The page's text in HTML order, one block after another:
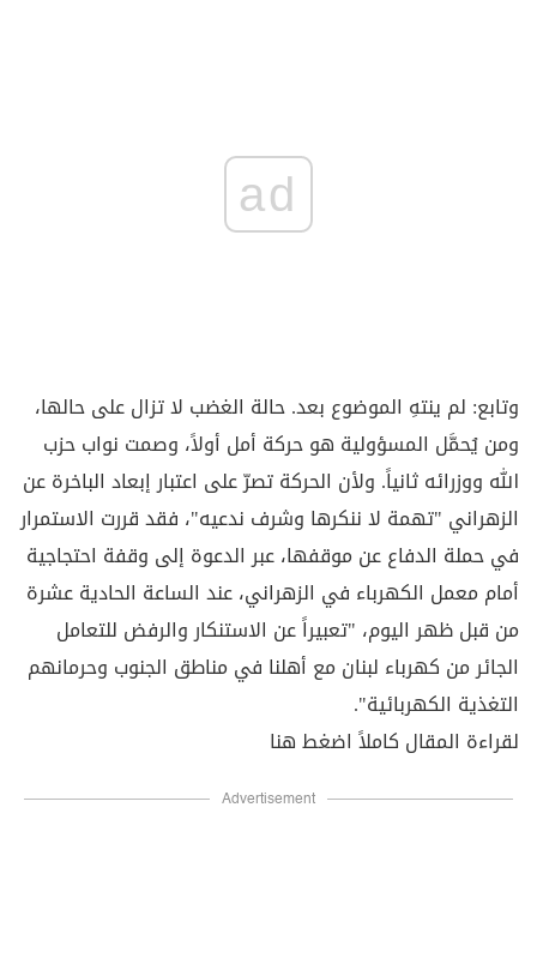
ad
وتابع: لم ينتهِ الموضوع بعد. حالة الغضب لا تزال على حالها،
ومن يُحمَّل المسؤولية هو حركة أمل أولاً، وصمت نواب حزب
الله ووزرائه ثانياً. ولأن الحركة تصرّ على اعتبار إبعاد الباخرة عن
الزهراني "تهمة لا ننكرها وشرف ندعيه"، فقد قررت الاستمرار
في حملة الدفاع عن موقفها، عبر الدعوة إلى وقفة احتجاجية
أمام معمل الكهرباء في الزهراني، عند الساعة الحادية عشرة
من قبل ظهر اليوم، "تعبيراً عن الاستنكار والرفض للتعامل
الجائر من كهرباء لبنان مع أهلنا في مناطق الجنوب وحرمانهم
التغذية الكهربائية".
لقراءة المقال كاملاً اضغطهنا
Advertisement